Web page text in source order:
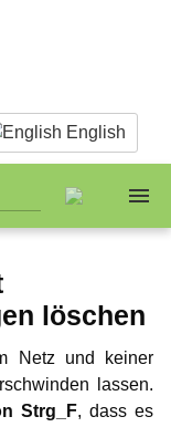
English
löschen
Netz und keiner
lassen.
Strg_F, dass es